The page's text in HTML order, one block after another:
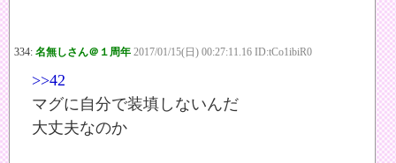
334: 名無しさん＠１周年 2017/01/15(日) 00:27:11.16 ID:tCo1ibiR0
>>42
マグに自分で装填しないんだ
大丈夫なのか